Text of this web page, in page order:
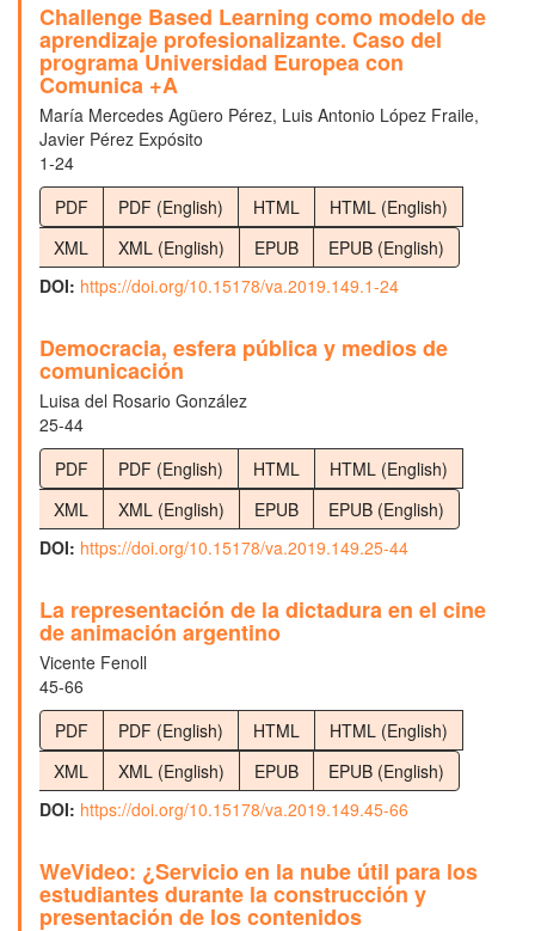
Challenge Based Learning como modelo de
aprendizaje profesionalizante. Caso del
programa Universidad Europea con
Comunica +A
María Mercedes Agüero Pérez, Luis Antonio López Fraile,
Javier Pérez Expósito
1-24
PDF
PDF (English) HTML
HTML (English)
XML
XML (English) EPUB
EPUB (English)
DOI: https://doi.org/10.15178/va.2019.149.1-24
Democracia, esfera pública y medios de
comunicación
Luisa del Rosario González
25-44
PDF
PDF (English) HTML
HTML (English)
XML
XML (English) EPUB
EPUB (English)
DOI: https://doi.org/10.15178/va.2019.149.25-44
La representación de la dictadura en el cine
de animación argentino
Vicente Fenoll
45-66
PDF
PDF (English) HTML
HTML (English)
XML
XML (English) EPUB
EPUB (English)
DOI: https://doi.org/10.15178/va.2019.149.45-66
WeVideo: ¿Servicio en la nube útil para los
estudiantes durante la construcción y
presentación de los contenidos